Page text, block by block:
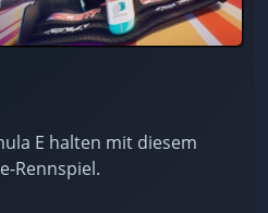
E halten mit diesem
Rennspiel.